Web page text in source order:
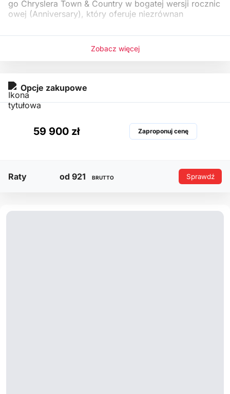
go Chryslera Town & Country w bogatej wersji rocznic
owej (Anniversary), który oferuje niezrównan
Zobacz więcej
Opcje zakupowe
59 900 zł Zaproponuj cenę
Raty od 921 BRUTTO Sprawdź